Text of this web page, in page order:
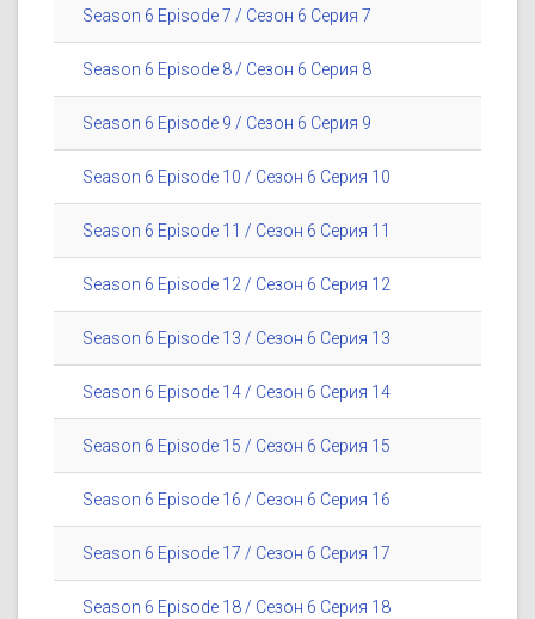
Season 6 Episode 7 / Сезон 6 Серия 7
Season 6 Episode 8 / Сезон 6 Серия 8
Season 6 Episode 9 / Сезон 6 Серия 9
Season 6 Episode 10 / Сезон 6 Серия 10
Season 6 Episode 11 / Сезон 6 Серия 11
Season 6 Episode 12 / Сезон 6 Серия 12
Season 6 Episode 13 / Сезон 6 Серия 13
Season 6 Episode 14 / Сезон 6 Серия 14
Season 6 Episode 15 / Сезон 6 Серия 15
Season 6 Episode 16 / Сезон 6 Серия 16
Season 6 Episode 17 / Сезон 6 Серия 17
Season 6 Episode 18 / Сезон 6 Серия 18